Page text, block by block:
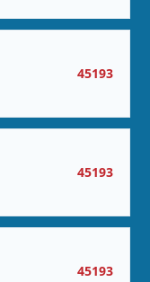
45193
45193
45193